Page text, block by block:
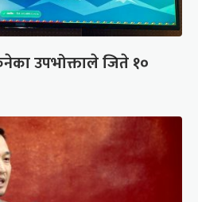
उपभोक्ताले जिते १०